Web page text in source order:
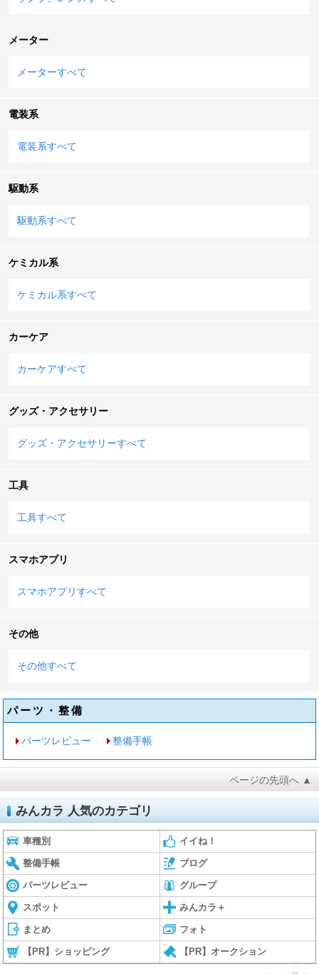
メーター
メーターすべて
電装系
電装系すべて
駆動系
駆動系すべて
ケミカル系
ケミカル系すべて
カーケア
カーケアすべて
グッズ・アクセサリー
グッズ・アクセサリーすべて
工具
工具すべて
スマホアプリ
スマホアプリすべて
その他
その他すべて
パーツ・整備
パーツレビュー 整備手帳
ページの先頭へ ▲
みんカラ 人気のカテゴリ
車種別 イイね！
整備手帳 ブログ
パーツレビュー グループ
スポット みんカラ＋
まとめ フォト
【PR】ショッピング 【PR】オークション